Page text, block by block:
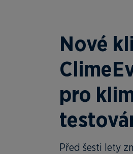
Nové
pro
Před šesti lety